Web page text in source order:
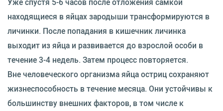
находящиеся в яйцах зародыши трансформируются в
личинки. После попадания в кишечник личинка
выходит из яйца и развивается до взрослой особи в
течение 3-4 недель. Затем процесс повторяется.
Вне человеческого организма яйца остриц сохраняют
жизнеспособность в течение месяца. Они устойчивы к
большинству внешних факторов, в том числе к